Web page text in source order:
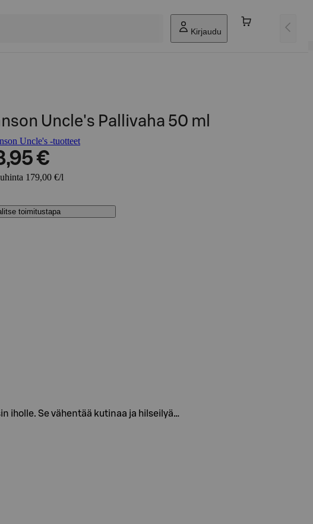
Kirjaudu
Uncle's Pallivaha 50 ml
Uncle's -tuotteet
€
179,00 €/l
toimitustapa
iholle. Se vähentää kutinaa ja hilseilyä…